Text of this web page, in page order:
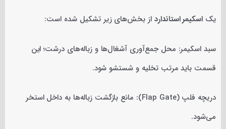
یک اسکیمر استاندارد از بخش‌های زیر تشکیل شده است:
سبد اسکیمر: محل جمع‌آوری آشغال‌ها و زباله‌های درشت؛ این
قسمت باید مرتب تخلیه و شستشو شود.
دریچه فلپ (Flap Gate): مانع بازگشت زباله‌ها به داخل استخر
می‌شود.